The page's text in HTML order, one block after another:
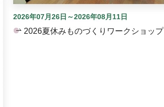
2026年07月26日～2026年08月11日
2026夏休みものづくりワークショップ